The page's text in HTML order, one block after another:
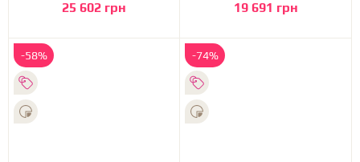
25 602 грн 19 691 грн
-58% -74%